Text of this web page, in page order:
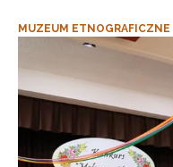
MUZEUM ETNOGRAFICZNE